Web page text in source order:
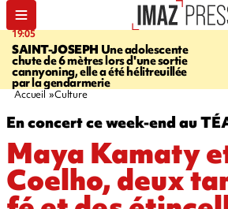
19:05
SAINT-JOSEPH Une adolescente
chute de 6 mètres lors d'une sortie
cannyoning, elle a été hélitreuillée
par la gendarmerie
Accueil Culture
En concert ce week-end au
Maya Kamaty
Coelho, deux